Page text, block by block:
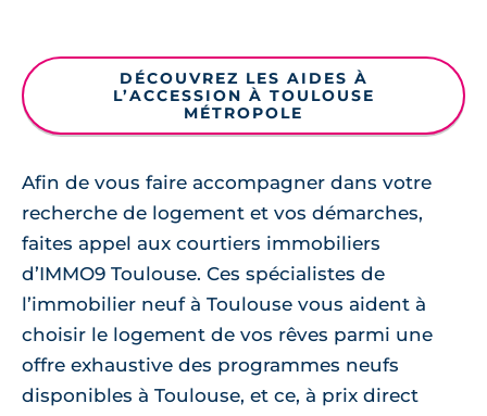
DÉCOUVREZ LES AIDES À
L’ACCESSION À TOULOUSE
MÉTROPOLE
Afin de vous faire accompagner dans votre
recherche de logement et vos démarches,
faites appel aux courtiers immobiliers
d’IMMO9 Toulouse. Ces spécialistes de
l’immobilier neuf à Toulouse vous aident à
choisir le logement de vos rêves parmi une
offre exhaustive des programmes neufs
disponibles à Toulouse, et ce, à prix direct